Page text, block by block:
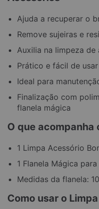
Ajuda a recuperar o
Remove sujeiras e
Auxilia na limpeza
Prático e fácil de usar
Ideal para
Finalização com
flanela mágica
O que acompanha
1 Limpa Acessório
1 Flanela Mágica
Medidas da flanela:
Como usar o